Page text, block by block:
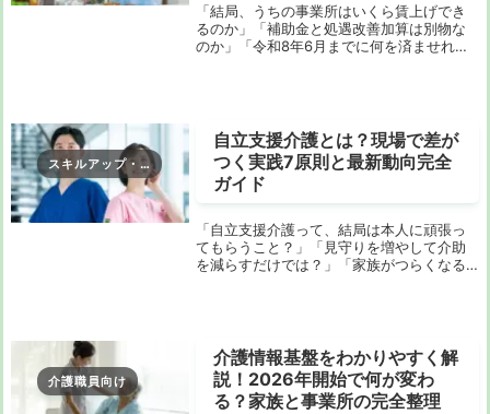
「結局、うちの事業所はいくら賃上げでき
るのか」「補助金と処遇改善加算は別物な
のか」「令和8年6月までに何を済ませれば
スキルアップ・研修
自立支援介護とは？現場で差が
つく実践7原則と最新動向完全
ガイド
「自立支援介護って、結局は本人に頑張っ
てもらうこと？」「見守りを増やして介助
を減らすだけでは？」「家族がつらくなる
介護職員向け
介護情報基盤をわかりやすく解
説！2026年開始で何が変わ
る？家族と事業所の完全整理